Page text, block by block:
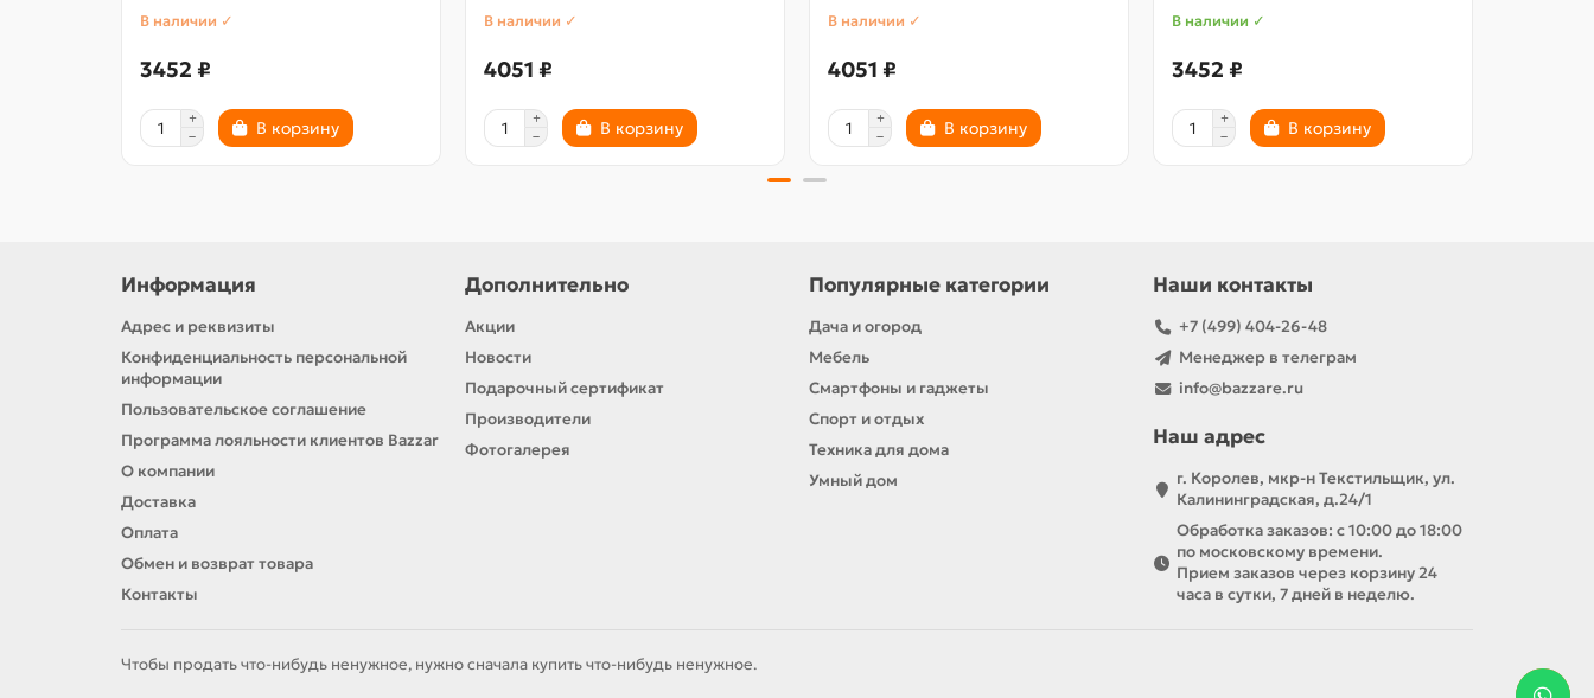
В наличии ✓
3452 ₽
В корзину
В наличии ✓
4051 ₽
В корзину
В наличии ✓
4051 ₽
В корзину
В наличии ✓
3452 ₽
В корзину
Информация
Адрес и реквизиты
Конфиденциальность персональной
информации
Пользовательское соглашение
Программа лояльности клиентов Bazzar
О компании
Доставка
Оплата
Обмен и возврат товара
Контакты
Дополнительно
Акции
Новости
Подарочный сертификат
Производители
Фотогалерея
Популярные категории
Дача и огород
Мебель
Смартфоны и гаджеты
Спорт и отдых
Техника для дома
Умный дом
Наши контакты
+7 (499) 404-26-48
Менеджер в телеграм
info@bazzare.ru
Наш адрес
г. Королев, мкр-н Текстильщик, ул.
Калининградская, д.24/1
Обработка заказов: с 10:00 до 18:00
по московскому времени.
Прием заказов через корзину 24
часа в сутки, 7 дней в неделю.
Чтобы продать что-нибудь ненужное, нужно сначала купить что-нибудь ненужное.